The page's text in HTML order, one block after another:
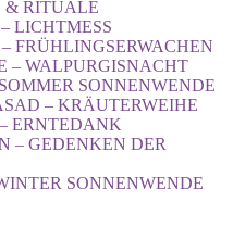
& RITUALE
LICHTMESS
FRÜHLINGSERWACHEN
– WALPURGISNACHT
SONNENWENDE
– KRÄUTERWEIHE
ERNTEDANK
– GEDENKEN DER
SONNENWENDE